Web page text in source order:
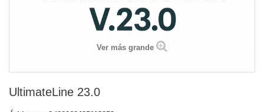
Ver más grande
UltimateLine 23.0